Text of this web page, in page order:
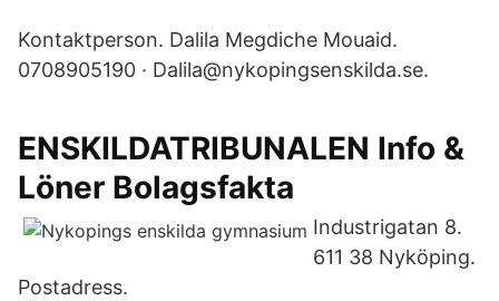
Kontaktperson. Dalila Megdiche Mouaid.
0708905190 · Dalila@nykopingsenskilda.se.
ENSKILDATRIBUNALEN Info &
Löner Bolagsfakta
Industrigatan 8.
611 38 Nyköping.
Postadress.